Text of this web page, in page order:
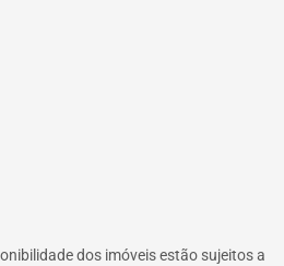
dos imóveis estão sujeitos a